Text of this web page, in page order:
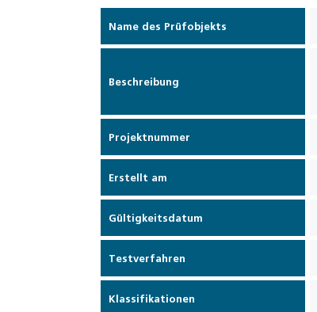
Name des Prüfobjekts
Beschreibung
Projektnummer
Erstellt am
Gültigkeitsdatum
Testverfahren
Klassifikationen